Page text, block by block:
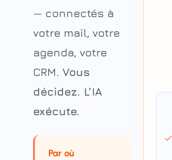
— connectés à
votre mail, votre
agenda, votre
CRM. Vous
décidez. L’IA
exécute.
Par où